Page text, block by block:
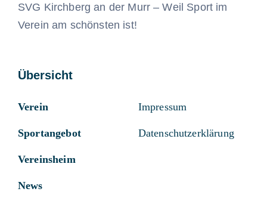
SVG Kirchberg an der Murr – Weil Sport im
Verein am schönsten ist!
Übersicht
Verein
Sportangebot
Vereinsheim
News
Impressum
Datenschutzerklärung